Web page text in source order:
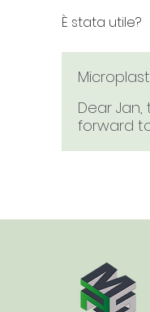
È stata utile?
Dear
forward